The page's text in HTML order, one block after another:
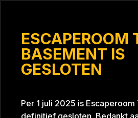
ESCAPEROOM
BASEMENT IS
GESLOTEN
Per 1 juli 2025 is
definitief gesloten. Bedankt